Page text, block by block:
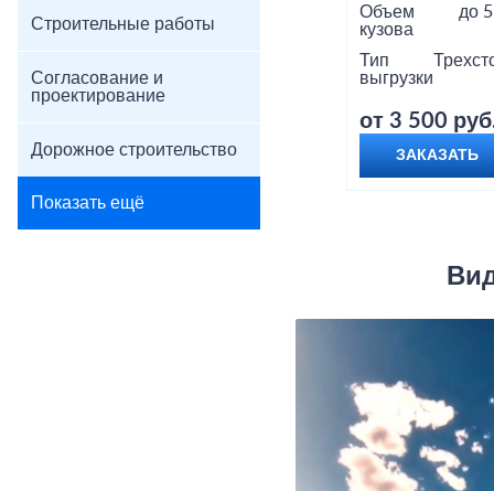
Строительные работы
Согласование и
проектирование
Дорожное строительство
Показать ещё
Объем
кузова
до
Тип
выгрузки
от 3 500
ЗАКАЗАТЬ